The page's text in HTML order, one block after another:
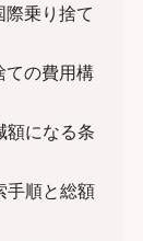
乗り捨て
ての費用構
額になる条
手順と総額